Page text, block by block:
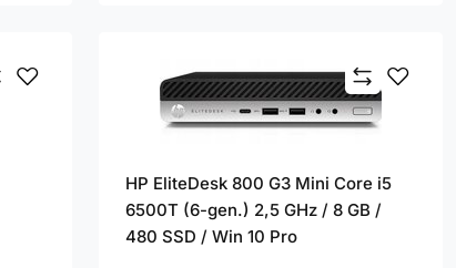
HP EliteDesk 800 G3 Mini Core i5
6500T (6-gen.) 2,5 GHz / 8 GB /
480 SSD / Win 10 Pro